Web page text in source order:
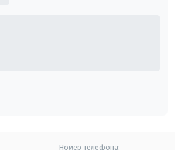
Номер телефона: